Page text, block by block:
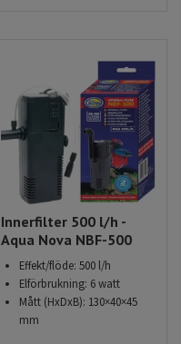
Innerfilter 500 l/h -
Aqua Nova NBF-500
Effekt/flöde: 500 l/h
Elförbrukning: 6 watt
Mått (HxDxB): 130×40×45
mm